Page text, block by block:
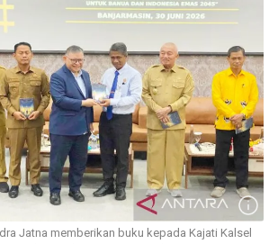
Jatna memberikan buku kepada Kajati Kalsel